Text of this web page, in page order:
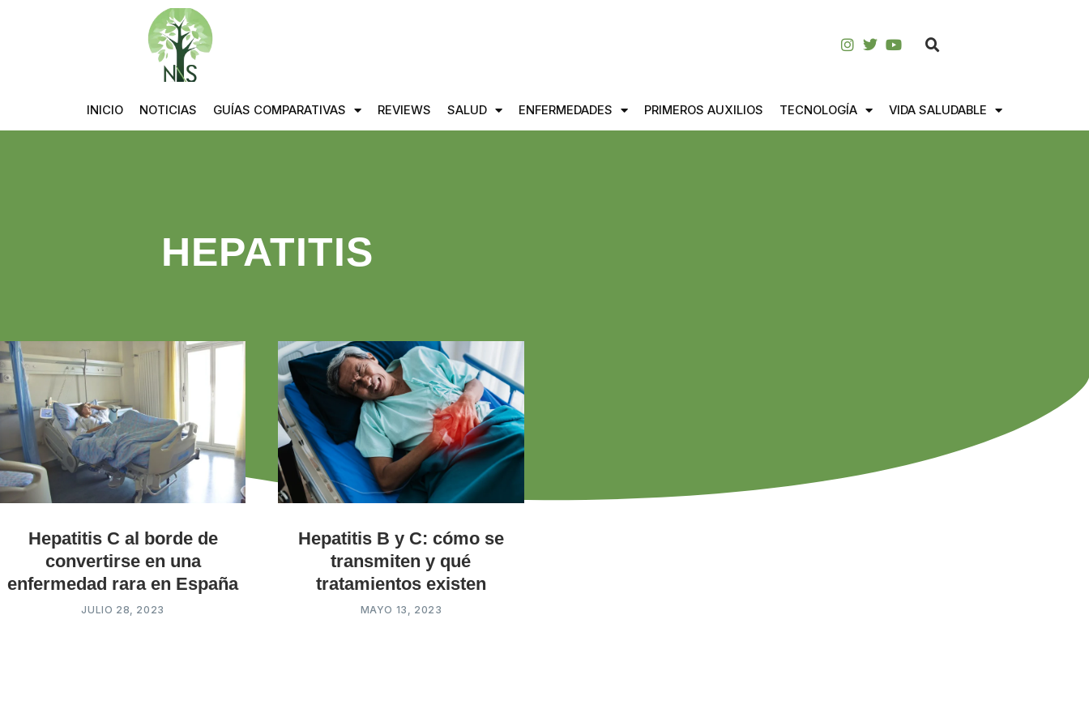
INICIO NOTICIAS GUÍAS COMPARATIVAS REVIEWS SALUD ENFERMEDADES PRIMEROS AUXILIOS TECNOLOGÍA VIDA SALUDABLE
HEPATITIS
Hepatitis C al borde de
convertirse en una
enfermedad rara en España
JULIO 28, 2023
Hepatitis B y C: cómo se
transmiten y qué
tratamientos existen
MAYO 13, 2023